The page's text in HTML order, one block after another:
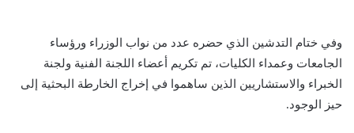
وفي ختام التدشين الذي حضره عدد من نواب الوزراء ورؤساء
الجامعات وعمداء الكليات، تم تكريم أعضاء اللجنة الفنية ولجنة
الخبراء والاستشاريين الذين ساهموا في إخراج الخارطة البحثية إلى
حيز الوجود.